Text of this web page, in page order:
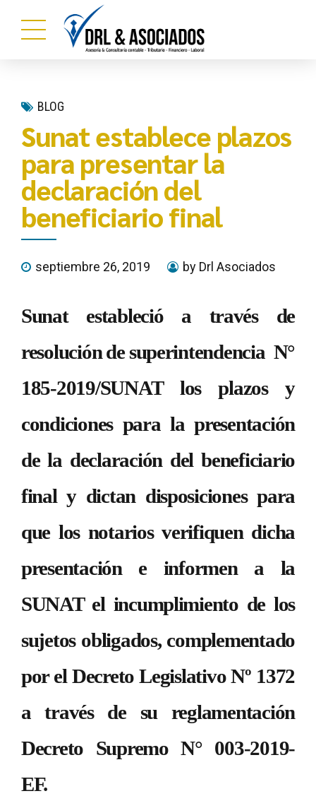
BLOG
Sunat establece plazos
para presentar la
declaración del
beneficiario final
septiembre 26, 2019 by Drl Asociados
Sunat estableció a través de
resolución de superintendencia N°
185-2019/SUNAT los plazos y
condiciones para la presentación
de la declaración del beneficiario
final y dictan disposiciones para
que los notarios verifiquen dicha
presentación e informen a la
SUNAT el incumplimiento de los
sujetos obligados, complementado
por el Decreto Legislativo Nº 1372
a través de su reglamentación
Decreto Supremo N° 003-2019-
EF.